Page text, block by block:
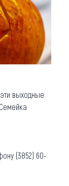
эти выходные
(3852) 60-